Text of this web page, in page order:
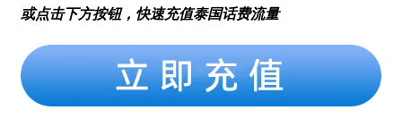
或点击下方按钮，快速充值泰国话费流量